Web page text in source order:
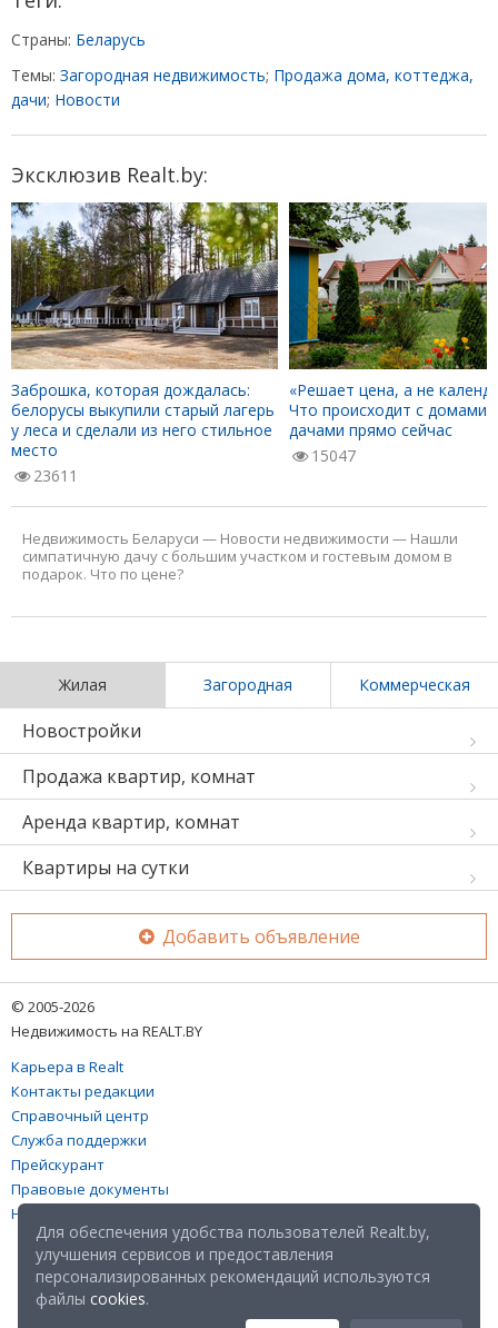
Страны: Беларусь
Темы: Загородная недвижимость; Продажа дома, коттеджа,
дачи; Новости
Эксклюзив Realt.by:
Заброшка, которая дождалась:
белорусы выкупили старый лагерь
у леса и сделали из него стильное
место
23611
«Решает цена, а не
Что происходит с домами
дачами прямо сейчас
15047
Недвижимость Беларуси — Новости недвижимости — Нашли
симпатичную дачу с большим участком и гостевым домом в
подарок. Что по цене?
Жилая Загородная Коммерческая
Новостройки
Продажа квартир, комнат
Аренда квартир, комнат
Квартиры на сутки
Добавить объявление
© 2005-2026
Недвижимость на REALT.BY
Карьера в Realt
Контакты редакции
Справочный центр
Служба поддержки
Прейскурант
Правовые документы
Настройка файлов cookies
Для обеспечения удобства пользователей Realt.by,
улучшения сервисов и предоставления
персонализированных рекомендаций используются
файлы cookies.